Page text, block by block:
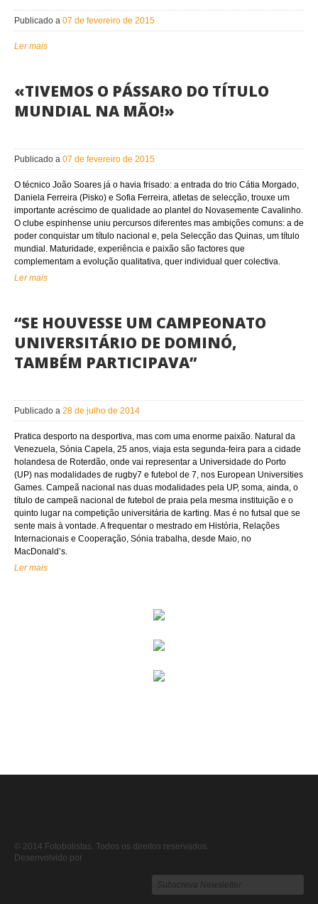
Publicado a 07 de fevereiro de 2015
Ler mais
«TIVEMOS O PÁSSARO DO TÍTULO
MUNDIAL NA MÃO!»
Publicado a 07 de fevereiro de 2015
O técnico João Soares já o havia frisado: a entrada do trio Cátia Morgado,
Daniela Ferreira (Pisko) e Sofia Ferreira, atletas de selecção, trouxe um
importante acréscimo de qualidade ao plantel do Novasemente Cavalinho.
O clube espinhense uniu percursos diferentes mas ambições comuns: a de
poder conquistar um título nacional e, pela Selecção das Quinas, um título
mundial. Maturidade, experiência e paixão são factores que
complementam a evolução qualitativa, quer individual quer colectiva.
Ler mais
“SE HOUVESSE UM CAMPEONATO
UNIVERSITÁRIO DE DOMINÓ,
TAMBÉM PARTICIPAVA”
Publicado a 28 de julho de 2014
Pratica desporto na desportiva, mas com uma enorme paixão. Natural da
Venezuela, Sónia Capela, 25 anos, viaja esta segunda-feira para a cidade
holandesa de Roterdão, onde vai representar a Universidade do Porto
(UP) nas modalidades de rugby7 e futebol de 7, nos European Universities
Games. Campeã nacional nas duas modalidades pela UP, soma, ainda, o
título de campeã nacional de futebol de praia pela mesma instituição e o
quinto lugar na competição universitária de karting. Mas é no futsal que se
sente mais à vontade. A frequentar o mestrado em História, Relações
Internacionais e Cooperação, Sónia trabalha, desde Maio, no
MacDonald’s.
Ler mais
© 2014 Fotobolistas. Todos os direitos reservados.
Desenvolvido por